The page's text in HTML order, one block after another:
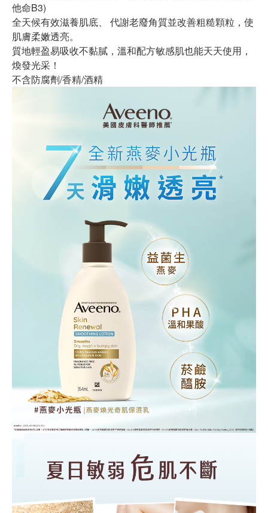
他命B3)
全天候有效滋養肌底、 代謝老廢角質並改善粗糙顆粒，使
肌膚柔嫩透亮。
質地輕盈易吸收不黏膩，溫和配方敏感肌也能天天使用，
煥發光采！
不含防腐劑/香精/酒精